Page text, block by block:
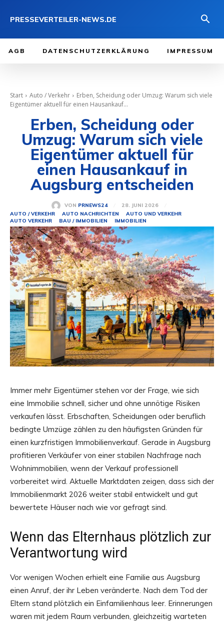
PRESSEVERTEILER-NEWS.DE
AGB DATENSCHUTZERKLÄRUNG IMPRESSUM
Start Auto / Verkehr
Erben, Scheidung oder Umzug: Warum sich viele
Eigentümer aktuell für einen Hausankauf...
Erben, Scheidung oder
Umzug: Warum sich viele
Eigentümer aktuell für
einen Hausankauf in
Augsburg entscheiden
VON PRNEWS24
28. JUNI 2026
AUTO / VERKEHR
AUTO NACHRICHTEN
AUTO UND VERKEHR
AUTO VERKEHR
BAU / IMMOBILIEN IMMOBILIEN
Immer mehr Eigentümer stehen vor der Frage, wie sich
eine Immobilie schnell, sicher und ohne unnötige Risiken
verkaufen lässt. Erbschaften, Scheidungen oder beruflich
bedingte Umzüge zählen zu den häufigsten Gründen für
einen kurzfristigen Immobilienverkauf. Gerade in Augsburg
profitieren Verkäufer von einer stabilen Nachfrage nach
Wohnimmobilien, wenn der Verkauf professionell
vorbereitet wird. Aktuelle Marktdaten zeigen, dass sich der
Immobilienmarkt 2026 weiter stabil entwickelt und gut
bewertete Häuser nach wie vor gefragt sind.
Wenn das Elternhaus plötzlich zur
Verantwortung wird
Vor wenigen Wochen erhielt eine Familie aus Augsburg
einen Anruf, der ihr Leben veränderte. Nach dem Tod der
Eltern stand plötzlich ein Einfamilienhaus leer. Erinnerungen
waren mit jedem Raum verbunden, gleichzeitig warteten